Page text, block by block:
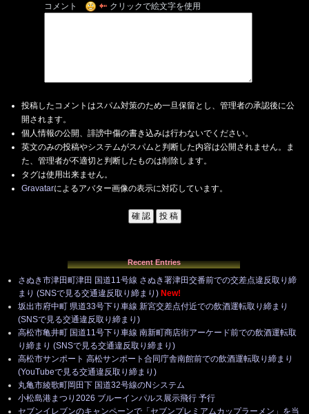
コメント クリックで絵文字を使用
投稿したコメントはスパム対策のため一旦保留とし、管理者の承認後に公
開されます。
個人情報の公開、誹謗中傷の書き込みは行わないでください。
英文のみの投稿やシステムがスパムと判断した内容は公開されません。ま
た、管理者が不適切と判断したものは削除します。
タグは使用出来ません。
Gravatarによるアバター画像の表示に対応しています。
Recent Entries
さぬき市津田町津田 国道11号線 さぬき署津田交番前での交差点違反取り締
まり (SNSで見る交通違反取り締まり) New!
坂出市府中町 県道33号下り車線 新宮交差点付近での飲酒運転取り締まり
(SNSで見る交通違反取り締まり)
高松市亀井町 国道11号下り車線 南新町商店街アーケード前での飲酒運転取
り締まり (SNSで見る交通違反取り締まり)
高松市サンポート 高松サンポート合同庁舎南館前での飲酒運転取り締まり
(YouTubeで見る交通違反取り締まり)
丸亀市綾歌町岡田下 国道32号線のNシステム
小松島港まつり2026 ブルーインパルス展示飛行 予行
セブンイレブンのキャンペーンで「セブンプレミアムカップラーメン」を当